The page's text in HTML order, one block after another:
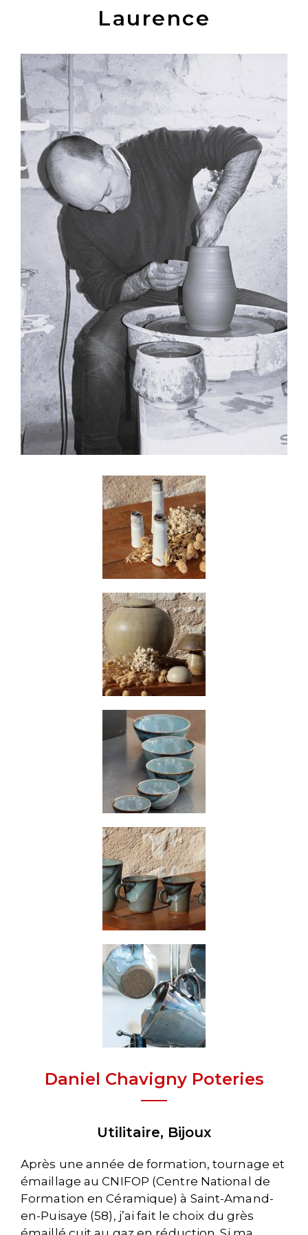
Laurence
Daniel Chavigny Poteries
Utilitaire, Bijoux
Après une année de formation, tournage et
émaillage au CNIFOP (Centre National de
Formation en Céramique) à Saint-Amand-
en-Puisaye (58), j’ai fait le choix du grès